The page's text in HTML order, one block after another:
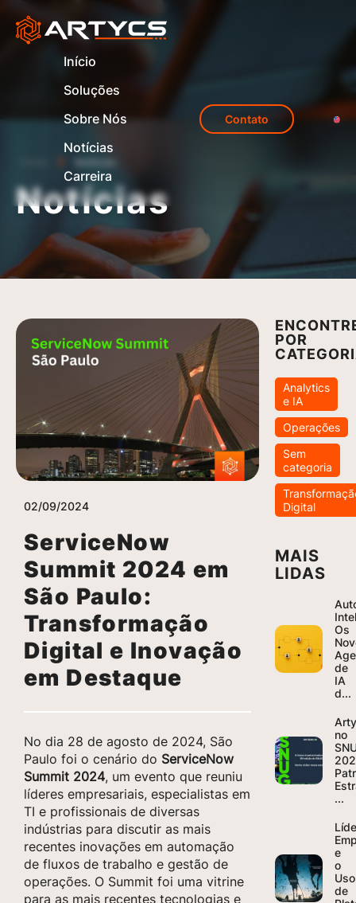
Início
Soluções
Sobre Nós
Notícias
Carreira
Contato
Notícias
02/09/2024
ServiceNow
Summit 2024 em
São Paulo:
Transformação
Digital e Inovação
em Destaque
No dia 28 de agosto de 2024, São
Paulo foi o cenário do ServiceNow
Summit 2024, um evento que reuniu
líderes empresariais, especialistas em
TI e profissionais de diversas
indústrias para discutir as mais
recentes inovações em automação
de fluxos de trabalho e gestão de
operações. O Summit foi uma vitrine
para as mais recentes tecnologias e
POR
Analytics
e IA
Operações
Sem
categoria
Digital
MAIS
LIDAS
Os
de
IA
d...
no
...
e
o
Uso
de